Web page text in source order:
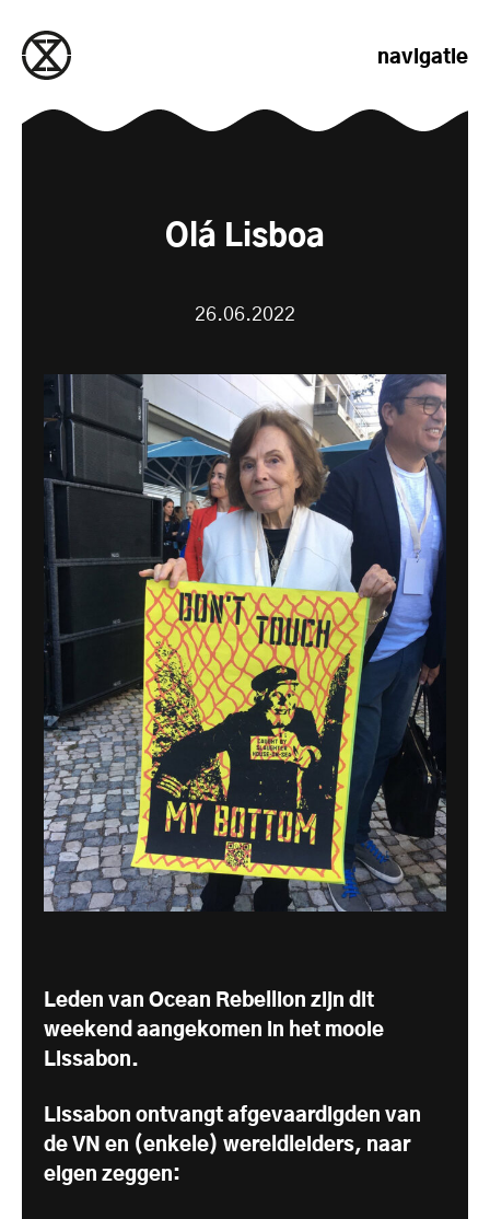
navigatie
Olá Lisboa
26.06.2022
Leden van Ocean Rebellion zijn dit
weekend aangekomen in het mooie
Lissabon.
Lissabon ontvangt afgevaardigden van
de VN en (enkele) wereldleiders, naar
eigen zeggen: